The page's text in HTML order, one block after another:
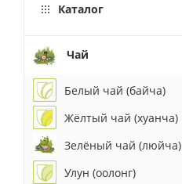
Каталог
Чай
Белый чай (байча)
Жёлтый чай (хуанча)
Зелёный чай (люйча)
Улун (оолонг)